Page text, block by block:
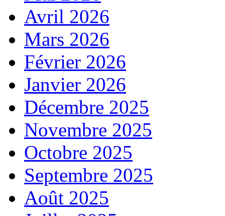
Avril 2026
Mars 2026
Février 2026
Janvier 2026
Décembre 2025
Novembre 2025
Octobre 2025
Septembre 2025
Août 2025